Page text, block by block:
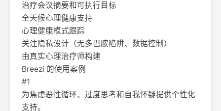
治疗会议摘要和可执行目标
全天候心理健康支持
心理健康模式跟踪
关注隐私设计（无多巴胺陷阱、数据控制）
由真实心理治疗师构建
Breezi 的使用案例
#1
为焦虑恶性循环、过度思考和自我怀疑提供个性化
支持。